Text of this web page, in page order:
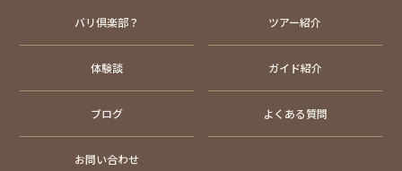
バリ倶楽部？ ツアー紹介
体験談 ガイド紹介
ブログ よくある質問
お問い合わせ